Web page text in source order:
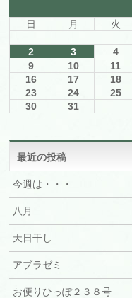
日
月 火
2
3 4
9
10 11
16
17 18
23
24 25
30
31
最近の投稿
今週は・・・
八月
天日干し
アブラゼミ
お便りひっぽ２３８号